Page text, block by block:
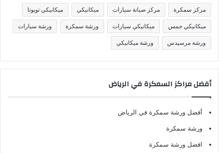
مركز سمكرة مركز صيانة سيارات ميكانيكي ميكانيكي تويوتا
ميكانيكي جمس ميكانيكي سيارات ورشة سمكرة ورشة سيارات
ورشة مرسيدس ورشة ميكانيكي
أفضل مراكز السمكرة في الرياض
أفضل ورشة سمكرة في الرياض
ورشة سمكرة
افضل ورشة سمكرة